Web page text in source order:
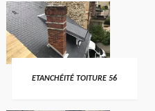
>
ETANCHÉITÉ TOITURE 56